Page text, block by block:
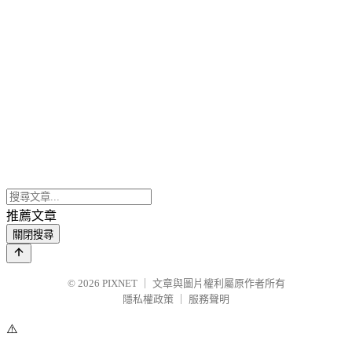
推薦文章
關閉搜尋
© 2026 PIXNET
文章與圖片權利屬原作者所有
隱私權政策
服務聲明
⚠️